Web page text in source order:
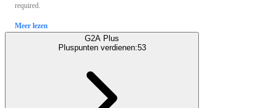
required.
Meer lezen
G2A Plus
Pluspunten verdienen:53